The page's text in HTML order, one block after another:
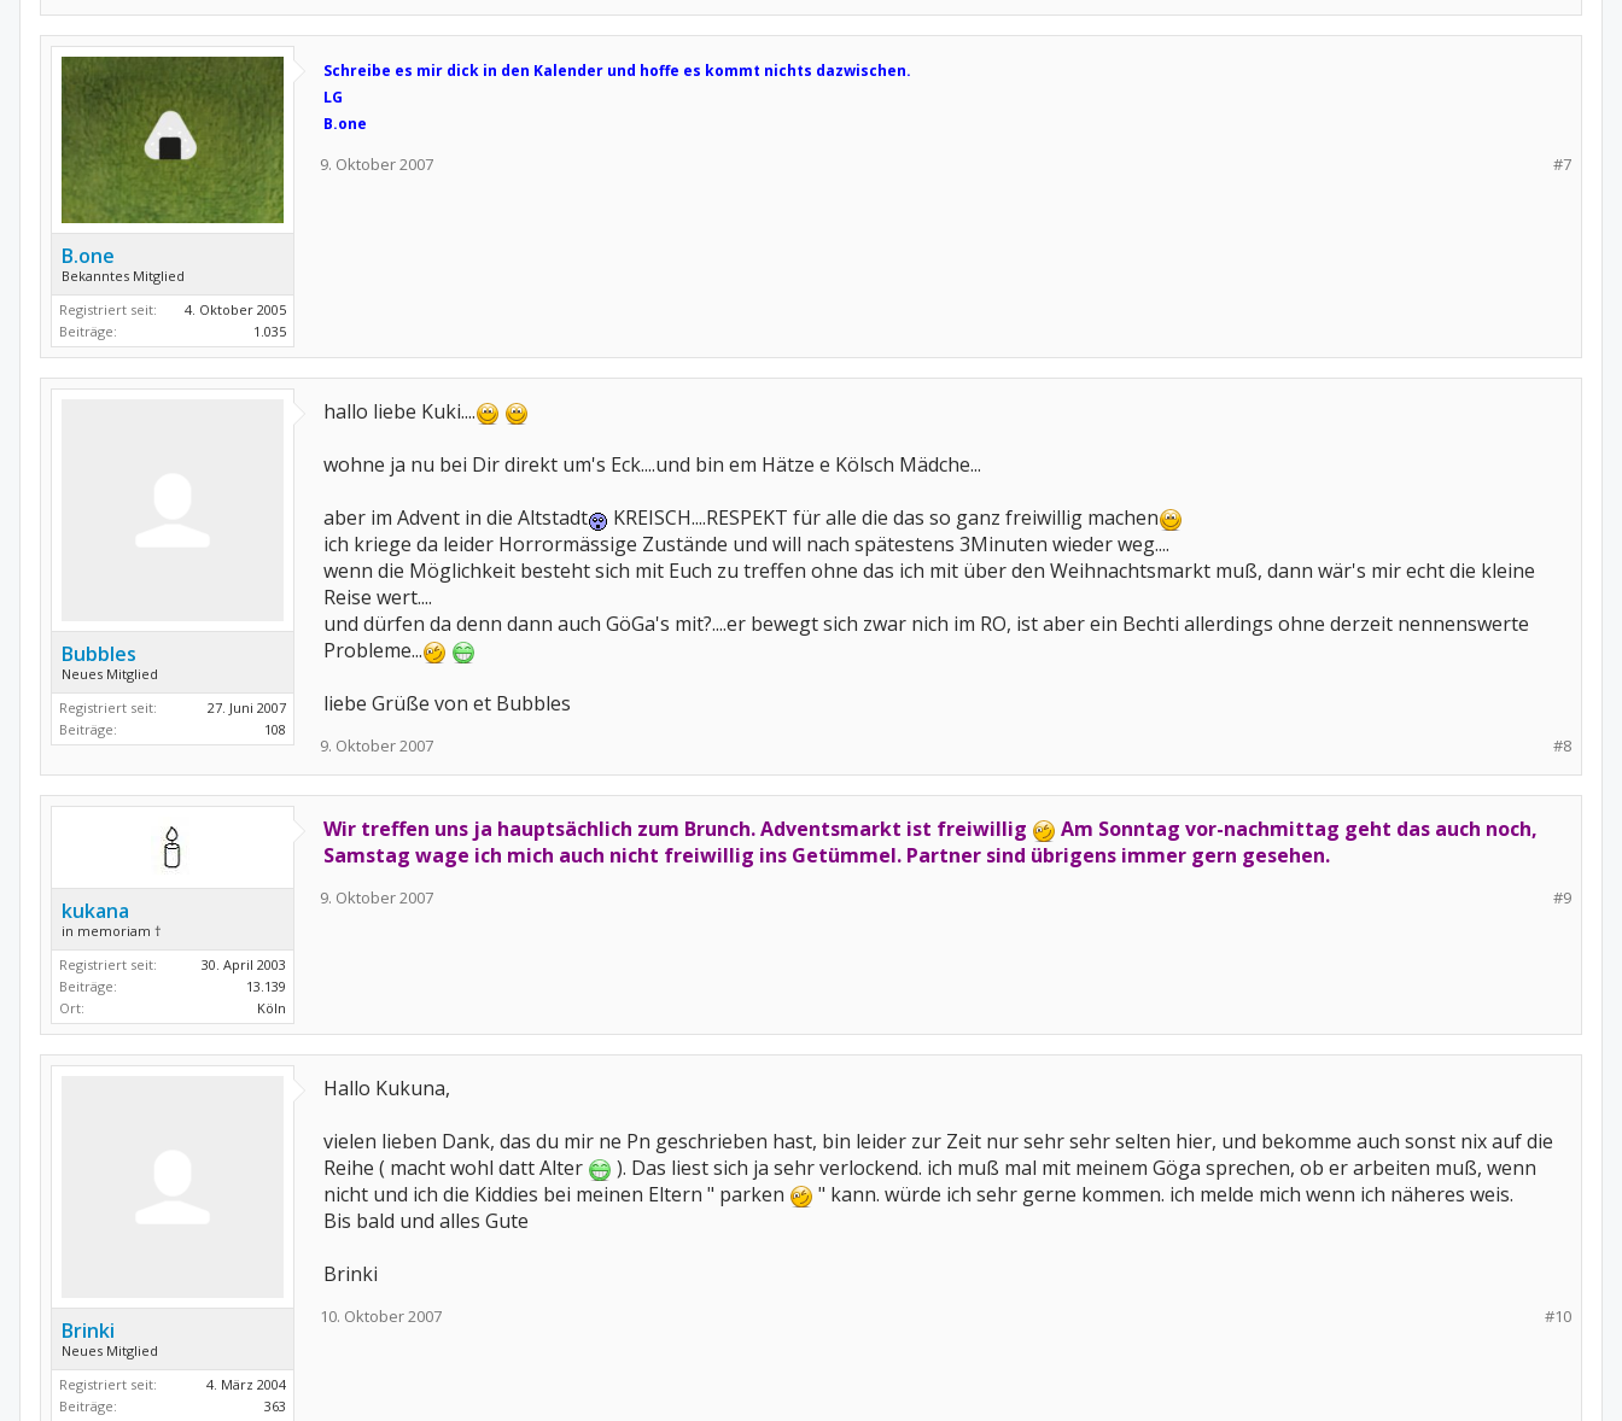
B.one
Bekanntes Mitglied
Registriert seit:
4. Oktober 2005
Beiträge:
1.035
Schreibe es mir dick in den Kalender und hoffe es kommt nichts dazwischen.
LG
B.one
#7
9. Oktober 2007
Bubbles
Neues Mitglied
Registriert seit:
27. Juni 2007
Beiträge:
108
hallo liebe Kuki....
wohne ja nu bei Dir direkt um's Eck....und bin em Hätze e Kölsch Mädche...
aber im Advent in die Altstadt
KREISCH....RESPEKT für alle die das so ganz freiwillig machen
ich kriege da leider Horrormässige Zustände und will nach spätestens 3Minuten wieder weg....
wenn die Möglichkeit besteht sich mit Euch zu treffen ohne das ich mit über den Weihnachtsmarkt muß, dann wär's mir echt die kleine
Reise wert....
und dürfen da denn dann auch GöGa's mit?....er bewegt sich zwar nich im RO, ist aber ein Bechti allerdings ohne derzeit nennenswerte
Probleme...
liebe Grüße von et Bubbles
#8
9. Oktober 2007
kukana
in memoriam †
Registriert seit:
30. April 2003
Beiträge:
13.139
Ort:
Köln
Wir treffen uns ja hauptsächlich zum Brunch. Adventsmarkt ist freiwillig
Am Sonntag vor-nachmittag geht das auch noch,
Samstag wage ich mich auch nicht freiwillig ins Getümmel. Partner sind übrigens immer gern gesehen.
#9
9. Oktober 2007
Brinki
Neues Mitglied
Registriert seit:
4. März 2004
Beiträge:
363
Hallo Kukuna,
vielen lieben Dank, das du mir ne Pn geschrieben hast, bin leider zur Zeit nur sehr sehr selten hier, und bekomme auch sonst nix auf die
Reihe ( macht wohl datt Alter
). Das liest sich ja sehr verlockend. ich muß mal mit meinem Göga sprechen, ob er arbeiten muß, wenn
nicht und ich die Kiddies bei meinen Eltern " parken
" kann. würde ich sehr gerne kommen. ich melde mich wenn ich näheres weis.
Bis bald und alles Gute
Brinki
#10
10. Oktober 2007